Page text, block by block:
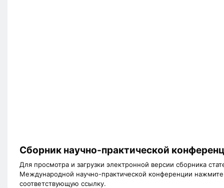
Сборник научно-практической
Для просмотра и загрузки электронной версии сборника
Международной научно-практической конференции
соответствующую ссылку.